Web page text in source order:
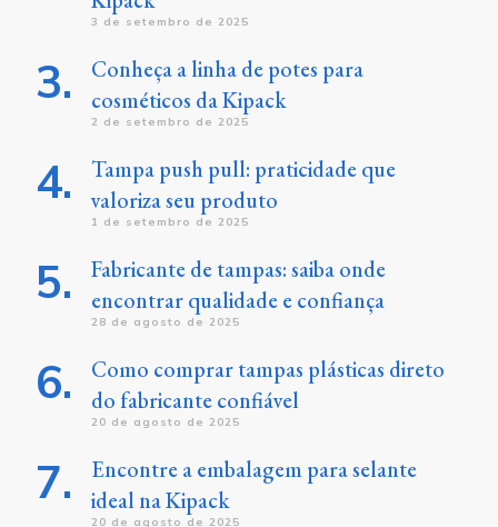
3 de setembro de 2025
Conheça a linha de potes para
cosméticos da Kipack
2 de setembro de 2025
Tampa push pull: praticidade que
valoriza seu produto
1 de setembro de 2025
Fabricante de tampas: saiba onde
encontrar qualidade e confiança
28 de agosto de 2025
Como comprar tampas plásticas direto
do fabricante confiável
20 de agosto de 2025
Encontre a embalagem para selante
ideal na Kipack
20 de agosto de 2025